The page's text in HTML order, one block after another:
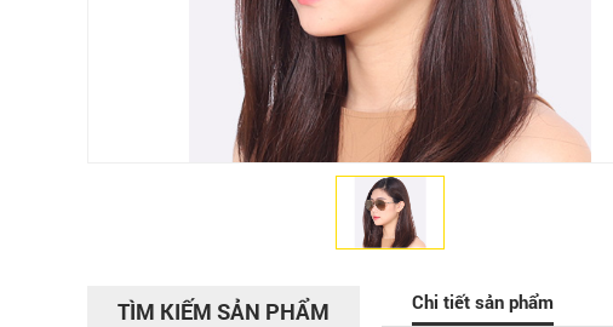
TÌM KIẾM SẢN PHẨM Chi tiết sản phẩm